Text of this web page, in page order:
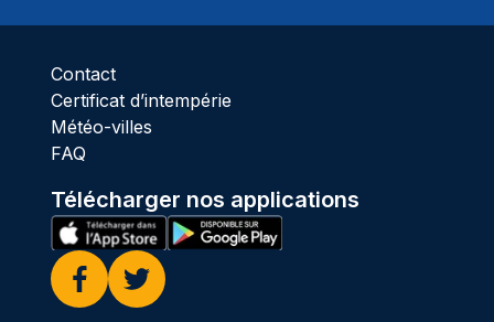
Contact
Certificat d’intempérie
Météo-villes
FAQ
Télécharger nos applications
Facebook
Twitter